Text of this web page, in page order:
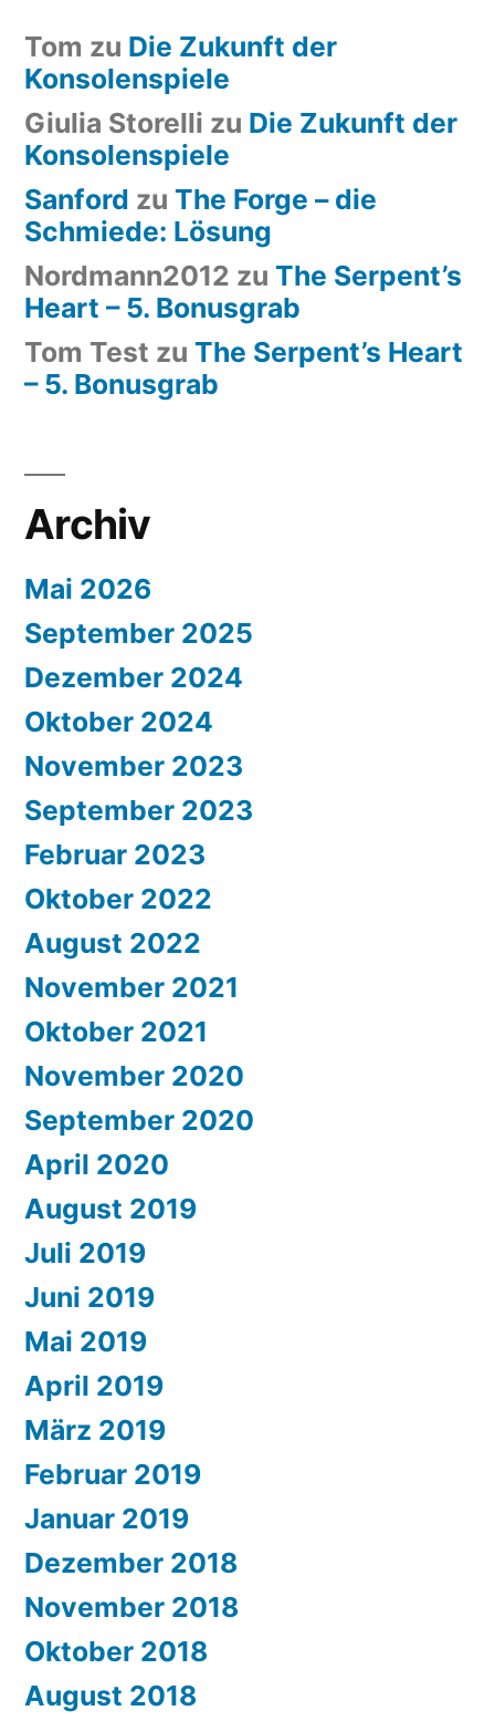
Tom zu Die Zukunft der
Konsolenspiele
Giulia Storelli zu Die Zukunft der
Konsolenspiele
Sanford zu The Forge – die
Schmiede: Lösung
Nordmann2012 zu The Serpent’s
Heart – 5. Bonusgrab
Tom Test zu The Serpent’s Heart
– 5. Bonusgrab
Archiv
Mai 2026
September 2025
Dezember 2024
Oktober 2024
November 2023
September 2023
Februar 2023
Oktober 2022
August 2022
November 2021
Oktober 2021
November 2020
September 2020
April 2020
August 2019
Juli 2019
Juni 2019
Mai 2019
April 2019
März 2019
Februar 2019
Januar 2019
Dezember 2018
November 2018
Oktober 2018
August 2018